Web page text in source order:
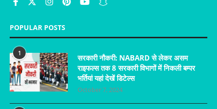
POPULAR POSTS
1
सरकारी नौकरी: NABARD से लेकर असम
राइफल्स तक 8 सरकारी विभागों में निकली बम्पर
भर्तियां यहां देखें डिटेल्स
October 7, 2024